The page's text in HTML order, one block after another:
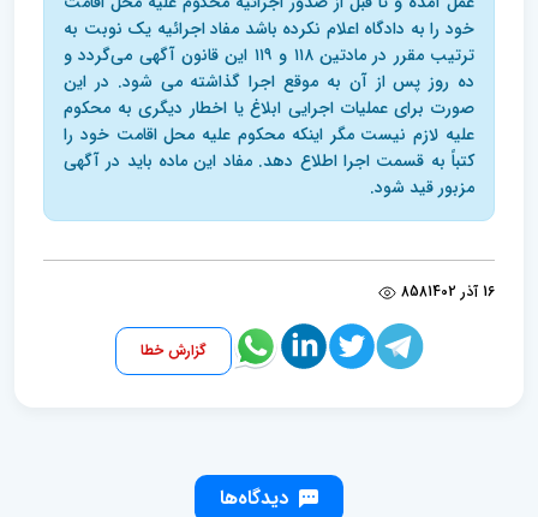
خود را به دادگاه اعلام نکرده باشد مفاد اجرائیه یک نوبت به‌
ترتیب مقرر در مادتین ۱۱۸ و ۱۱۹ این قانون آگهی می‌گردد و
ده روز پس از آن‌ به موقع اجرا گذاشته می شود. در این
صورت برای عملیات اجرایی ابلاغ یا اخطار دیگری به محکوم
علیه لازم نیست مگر اینکه محکوم علیه محل‌ اقامت خود را
کتباً به‌ قسمت اجرا اطلاع دهد. مفاد این ماده باید در آگهی
مزبور قید شود.
16 آذر 1402 858
گزارش خطا
دیدگاه‌ها